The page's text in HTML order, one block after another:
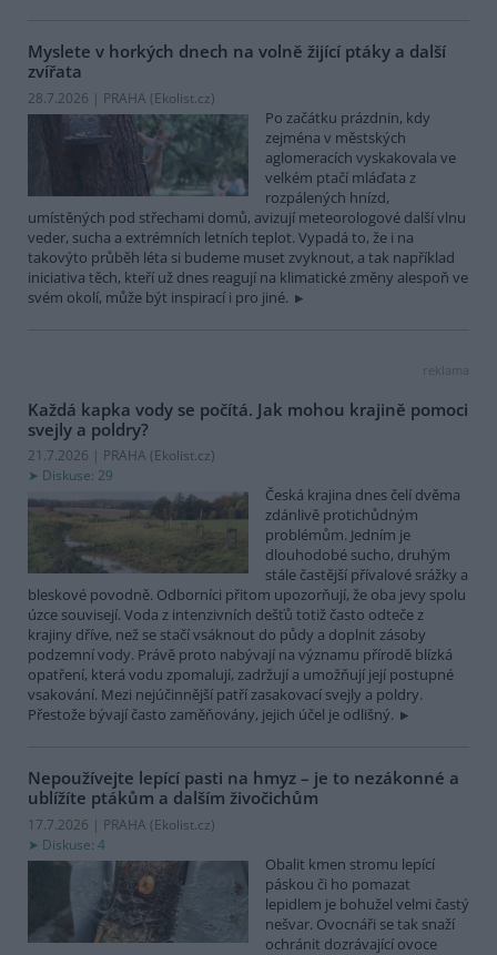
Myslete v horkých dnech na volně žijící ptáky a další
zvířata
28.7.2026 | PRAHA (Ekolist.cz)
Po začátku prázdnin, kdy
zejména v městských
aglomeracích vyskakovala ve
velkém ptačí mláďata z
rozpálených hnízd,
umístěných pod střechami domů, avizují meteorologové další vlnu
veder, sucha a extrémních letních teplot. Vypadá to, že i na
takovýto průběh léta si budeme muset zvyknout, a tak například
iniciativa těch, kteří už dnes reagují na klimatické změny alespoň ve
svém okolí, může být inspirací i pro jiné.
reklama
Každá kapka vody se počítá. Jak mohou krajině pomoci
svejly a poldry?
21.7.2026 | PRAHA (Ekolist.cz)
Diskuse: 29
Česká krajina dnes čelí dvěma
zdánlivě protichůdným
problémům. Jedním je
dlouhodobé sucho, druhým
stále častější přívalové srážky a
bleskové povodně. Odborníci přitom upozorňují, že oba jevy spolu
úzce souvisejí. Voda z intenzivních dešťů totiž často odteče z
krajiny dříve, než se stačí vsáknout do půdy a doplnit zásoby
podzemní vody. Právě proto nabývají na významu přírodě blízká
opatření, která vodu zpomalují, zadržují a umožňují její postupné
vsakování. Mezi nejúčinnější patří zasakovací svejly a poldry.
Přestože bývají často zaměňovány, jejich účel je odlišný.
Nepoužívejte lepící pasti na hmyz – je to nezákonné a
ublížíte ptákům a dalším živočichům
17.7.2026 | PRAHA (Ekolist.cz)
Diskuse: 4
Obalit kmen stromu lepící
páskou či ho pomazat
lepidlem je bohužel velmi častý
nešvar. Ovocnáři se tak snaží
ochránit dozrávající ovoce